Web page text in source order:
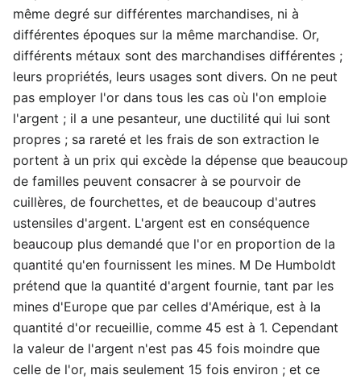
même degré sur différentes marchandises, ni à
différentes époques sur la même marchandise. Or,
différents métaux sont des marchandises différentes ;
leurs propriétés, leurs usages sont divers. On ne peut
pas employer l'or dans tous les cas où l'on emploie
l'argent ; il a une pesanteur, une ductilité qui lui sont
propres ; sa rareté et les frais de son extraction le
portent à un prix qui excède la dépense que beaucoup
de familles peuvent consacrer à se pourvoir de
cuillères, de fourchettes, et de beaucoup d'autres
ustensiles d'argent. L'argent est en conséquence
beaucoup plus demandé que l'or en proportion de la
quantité qu'en fournissent les mines. M De Humboldt
prétend que la quantité d'argent fournie, tant par les
mines d'Europe que par celles d'Amérique, est à la
quantité d'or recueillie, comme 45 est à 1. Cependant
la valeur de l'argent n'est pas 45 fois moindre que
celle de l'or, mais seulement 15 fois environ ; et ce